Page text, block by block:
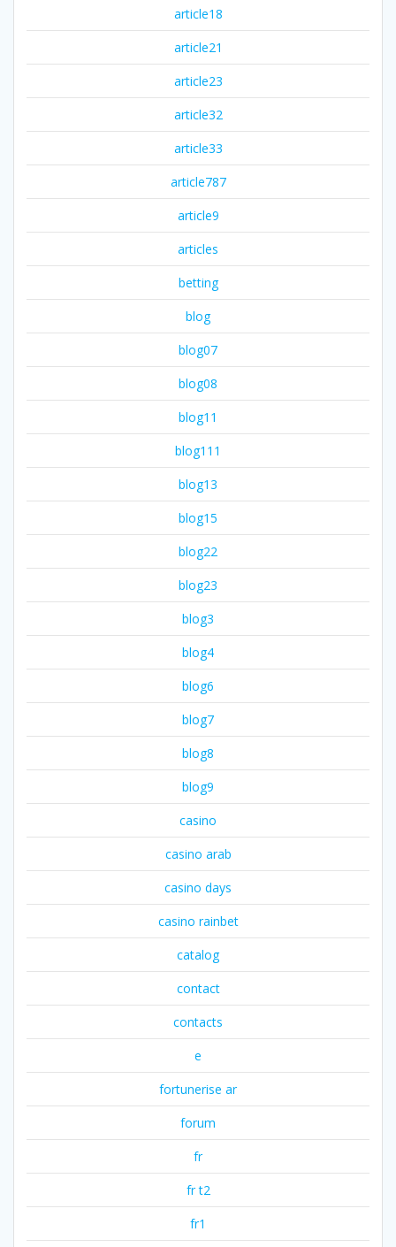
article18
article21
article23
article32
article33
article787
article9
articles
betting
blog
blog07
blog08
blog11
blog111
blog13
blog15
blog22
blog23
blog3
blog4
blog6
blog7
blog8
blog9
casino
casino arab
casino days
casino rainbet
catalog
contact
contacts
e
fortunerise ar
forum
fr
fr t2
fr1